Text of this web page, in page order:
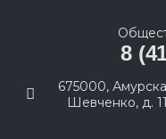
8
675000,
Шевченко, д.